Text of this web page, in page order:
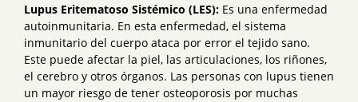
Lupus Eritematoso Sistémico (LES): Es una enfermedad
autoinmunitaria. En esta enfermedad, el sistema
inmunitario del cuerpo ataca por error el tejido sano.
Este puede afectar la piel, las articulaciones, los riñones,
el cerebro y otros órganos. Las personas con lupus tienen
un mayor riesgo de tener osteoporosis por muchas